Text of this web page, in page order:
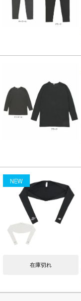
NEW
在庫切れ